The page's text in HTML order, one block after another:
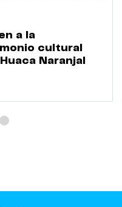
a la
cultural
Naranjal